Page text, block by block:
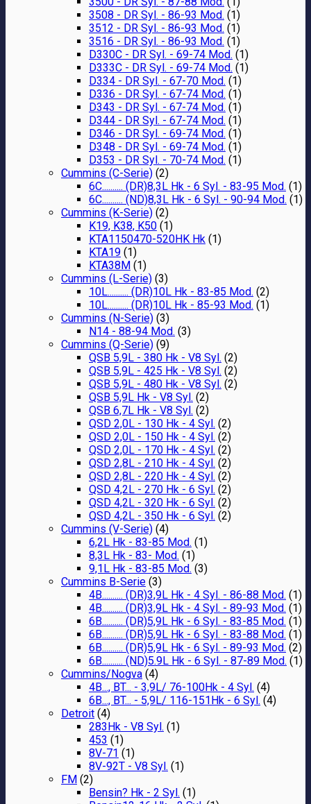
3508 - DR Syl. - 86-93 Mod. (1)
3512 - DR Syl. - 86-93 Mod. (1)
3516 - DR Syl. - 86-93 Mod. (1)
D330C - DR Syl. - 69-74 Mod. (1)
D333C - DR Syl. - 69-74 Mod. (1)
D334 - DR Syl. - 67-70 Mod. (1)
D336 - DR Syl. - 67-74 Mod. (1)
D343 - DR Syl. - 67-74 Mod. (1)
D344 - DR Syl. - 67-74 Mod. (1)
D346 - DR Syl. - 69-74 Mod. (1)
D348 - DR Syl. - 69-74 Mod. (1)
D353 - DR Syl. - 70-74 Mod. (1)
Cummins (C-Serie) (2)
6C.......... (DR)8,3L Hk - 6 Syl. - 83-95 Mod. (1)
6C.......... (ND)8,3L Hk - 6 Syl. - 90-94 Mod. (1)
Cummins (K-Serie) (2)
K19, K38, K50 (1)
KTA1150470-520HK Hk (1)
KTA19 (1)
KTA38M (1)
Cummins (L-Serie) (3)
10L.......... (DR)10L Hk - 83-85 Mod. (2)
10L.......... (DR)10L Hk - 85-93 Mod. (1)
Cummins (N-Serie) (3)
N14 - 88-94 Mod. (3)
Cummins (Q-Serie) (9)
QSB 5,9L - 380 Hk - V8 Syl. (2)
QSB 5,9L - 425 Hk - V8 Syl. (2)
QSB 5,9L - 480 Hk - V8 Syl. (2)
QSB 5,9L Hk - V8 Syl. (2)
QSB 6,7L Hk - V8 Syl. (2)
QSD 2,0L - 130 Hk - 4 Syl. (2)
QSD 2,0L - 150 Hk - 4 Syl. (2)
QSD 2,0L - 170 Hk - 4 Syl. (2)
QSD 2,8L - 210 Hk - 4 Syl. (2)
QSD 2,8L - 220 Hk - 4 Syl. (2)
QSD 4,2L - 270 Hk - 6 Syl. (2)
QSD 4,2L - 320 Hk - 6 Syl. (2)
QSD 4,2L - 350 Hk - 6 Syl. (2)
Cummins (V-Serie) (4)
6,2L Hk - 83-85 Mod. (1)
8,3L Hk - 83- Mod. (1)
9,1L Hk - 83-85 Mod. (3)
Cummins B-Serie (3)
4B.......... (DR)3,9L Hk - 4 Syl. - 86-88 Mod. (1)
4B.......... (DR)3,9L Hk - 4 Syl. - 89-93 Mod. (1)
6B.......... (DR)5,9L Hk - 6 Syl. - 83-85 Mod. (1)
6B.......... (DR)5,9L Hk - 6 Syl. - 83-88 Mod. (1)
6B.......... (DR)5,9L Hk - 6 Syl. - 89-93 Mod. (2)
6B.......... (ND)5.9L Hk - 6 Syl. - 87-89 Mod. (1)
Cummins/Nogva (4)
4B..., BT... - 3,9L/ 76-100Hk - 4 Syl. (4)
6B..., BT... - 5,9L/ 116-151Hk - 6 Syl. (4)
Detroit (4)
283Hk - V8 Syl. (1)
453 (1)
8V-71 (1)
8V-92T - V8 Syl. (1)
FM (2)
Bensin? Hk - 2 Syl. (1)